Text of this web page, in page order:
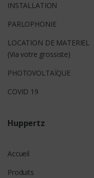
INSTALLATION
PARLOPHONIE
LOCATION DE MATERIEL
(Via votre grossiste)
PHOTOVOLTAÏQUE
COVID 19
Huppertz
Accueil
Produits